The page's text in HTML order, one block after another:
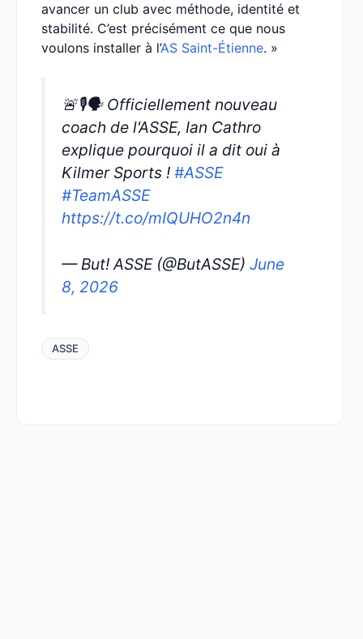
avancer un club avec méthode, identité et
stabilité. C’est précisément ce que nous
voulons installer à l’AS Saint-Étienne. »
🚨🎙️🗣️ Officiellement nouveau
coach de l'ASSE, Ian Cathro
explique pourquoi il a dit oui à
Kilmer Sports ! #ASSE
#TeamASSE
https://t.co/mIQUHO2n4n
— But! ASSE (@ButASSE) June
8, 2026
ASSE